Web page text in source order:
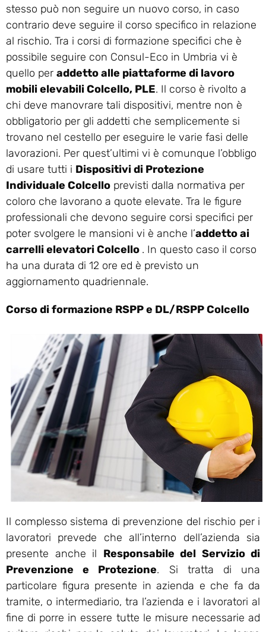
stesso può non seguire un nuovo corso, in caso
contrario deve seguire il corso specifico in relazione
al rischio. Tra i corsi di formazione specifici che è
possibile seguire con Consul-Eco in Umbria vi è
quello per addetto alle piattaforme di lavoro
mobili elevabili Colcello, PLE. Il corso è rivolto a
chi deve manovrare tali dispositivi, mentre non è
obbligatorio per gli addetti che semplicemente si
trovano nel cestello per eseguire le varie fasi delle
lavorazioni. Per quest’ultimi vi è comunque l’obbligo
di usare tutti i Dispositivi di Protezione
Individuale Colcello previsti dalla normativa per
coloro che lavorano a quote elevate. Tra le figure
professionali che devono seguire corsi specifici per
poter svolgere le mansioni vi è anche l’addetto ai
carrelli elevatori Colcello . In questo caso il corso
ha una durata di 12 ore ed è previsto un
aggiornamento quadriennale.
Corso di formazione RSPP e DL/RSPP Colcello
Il complesso sistema di prevenzione del rischio per i
lavoratori prevede che all’interno dell’azienda sia
presente anche il Responsabile del Servizio di
Prevenzione e Protezione. Si tratta di una
particolare figura presente in azienda e che fa da
tramite, o intermediario, tra l’azienda e i lavoratori al
fine di porre in essere tutte le misure necessarie ad